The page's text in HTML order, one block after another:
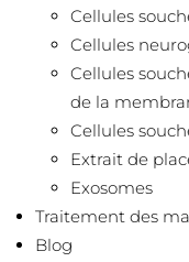
Cellules
Cellules
Cellules
de la
Cellules
Extrait de
Exosomes
Traitement des
Blog